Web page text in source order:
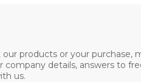
products or your purchase,
company details, answers to
us.